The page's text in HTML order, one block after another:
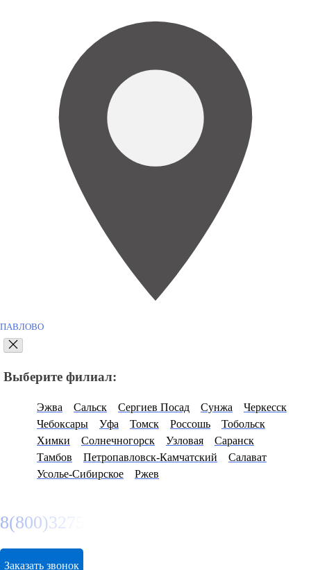
ПАВЛОВО
Выберите филиал:
Эжва Сальск Сергиев Посад Сунжа
Черкесск
Чебоксары
Уфа Томск Россошь
Тобольск
Химки
Солнечногорск Узловая
Саранск
Тамбов
Петропавловск-Камчатский
Салават
Усолье-Сибирское
Ржев
8(800)3275280
Заказать звонок